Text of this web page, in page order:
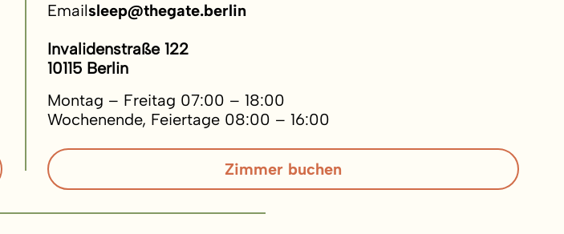
Emailsleep@thegate.berlin
Invalidenstraße 122
10115 Berlin
Montag – Freitag 07:00 – 18:00
Wochenende, Feiertage 08:00 – 16:00
Zimmer buchen